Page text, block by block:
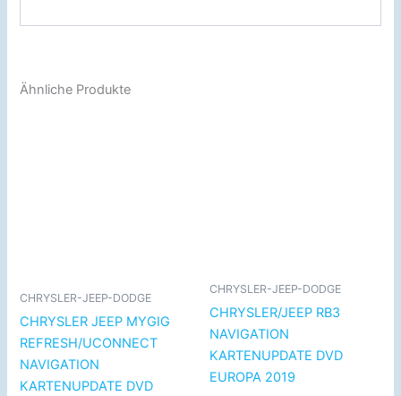
Ähnliche Produkte
CHRYSLER-JEEP-DODGE
CHRYSLER JEEP MYGIG
REFRESH/UCONNECT
NAVIGATION
KARTENUPDATE DVD
CHRYSLER-JEEP-DODGE
CHRYSLER/JEEP RB3
NAVIGATION
KARTENUPDATE DVD
EUROPA 2019